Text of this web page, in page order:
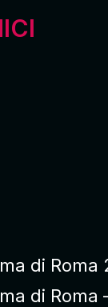
di Roma
di Roma